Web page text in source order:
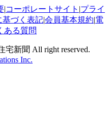
|コーポレートサイト |プライ
基づく表記|会員基本規約|電
ある質問
新聞 All right reserved.
Inc.